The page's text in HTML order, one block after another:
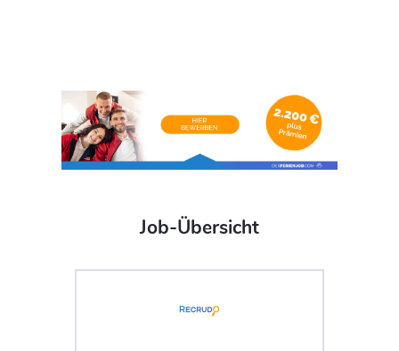
Job-Übersicht